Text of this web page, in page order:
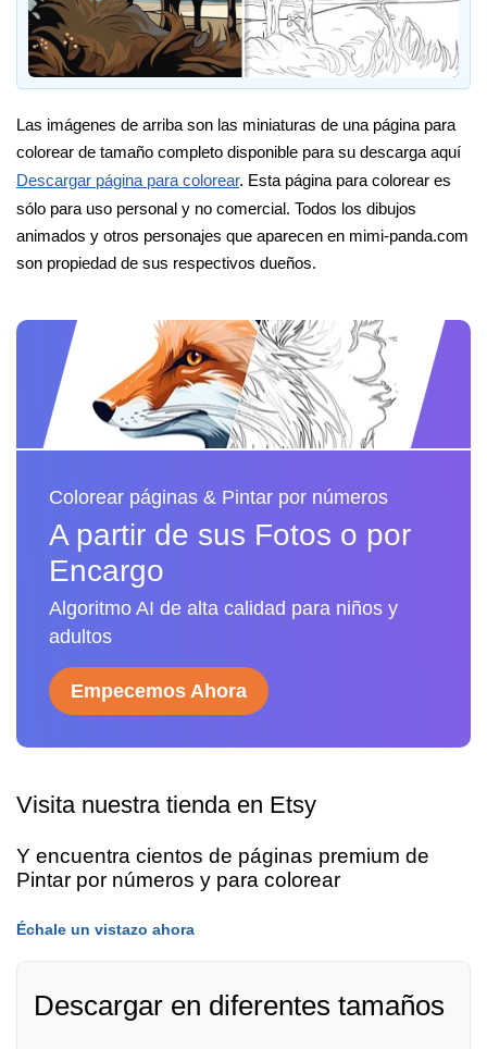
Las imágenes de arriba son las miniaturas de una página para
colorear de tamaño completo disponible para su descarga aquí
Descargar página para colorear. Esta página para colorear es
sólo para uso personal y no comercial. Todos los dibujos
animados y otros personajes que aparecen en mimi-panda.com
son propiedad de sus respectivos dueños.
Colorear páginas & Pintar por números
A partir de sus Fotos o por
Encargo
Algoritmo AI de alta calidad para niños y
adultos
Empecemos Ahora
Visita nuestra tienda en Etsy
Y encuentra cientos de páginas premium de
Pintar por números y para colorear
Échale un vistazo ahora
Descargar en diferentes tamaños